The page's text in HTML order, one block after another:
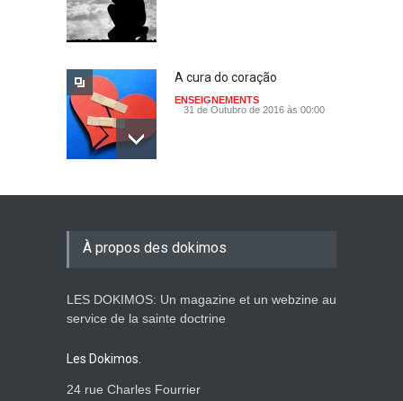
A cura do coração
ENSEIGNEMENTS
31 de Outubro de 2016 às 00:00
Persevera
Senhor, quebra o meu
À propos des dokimos
LES DOKIMOS: Un magazine et un webzine au
service de la sainte doctrine
Les Dokimos.
24 rue Charles Fourrier